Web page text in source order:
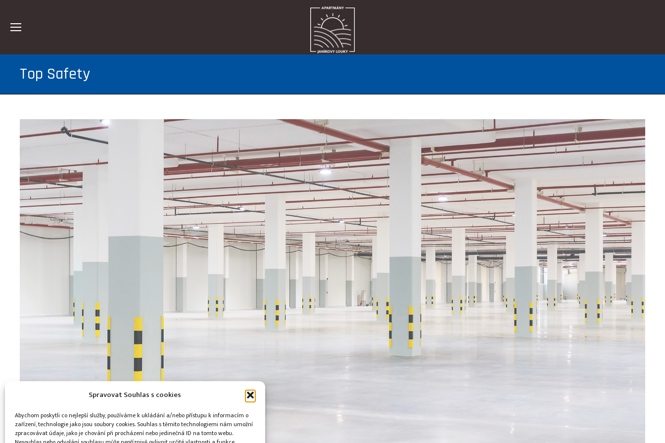
Spravovat Souhlas s cookies
Abychom poskytli co nejlepší služby, používáme k ukládání a/nebo přístupu k informacím o
zařízení, technologie jako jsou soubory cookies. Souhlas s těmito technologiemi nám umožní
zpracovávat údaje, jako je chování při procházení nebo jedinečná ID na tomto webu.
Top Safety